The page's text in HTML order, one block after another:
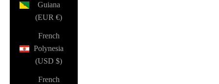
Guiana
(EUR €)
French
Polynesia
(USD $)
French